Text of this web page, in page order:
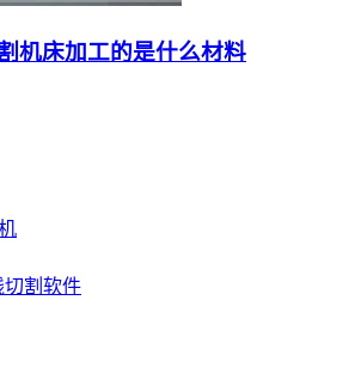
机床加工的是什么材料
切割软件